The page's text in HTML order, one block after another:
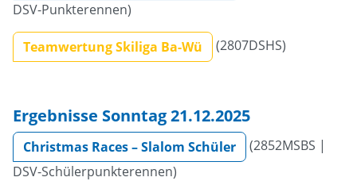
DSV-Punkterennen)
Teamwertung Skiliga Ba-Wü (2807DSHS)
Ergebnisse Sonntag 21.12.2025
Christmas Races – Slalom Schüler
(2852MSBS |
DSV-Schülerpunkterennen)